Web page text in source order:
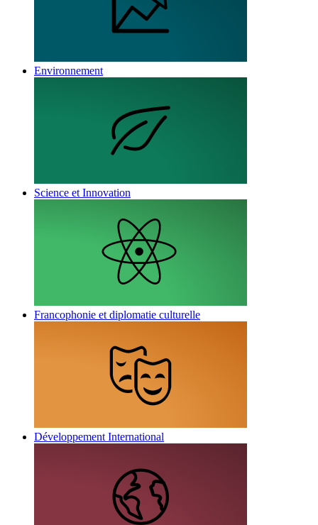
Environnement
Science et Innovation
Francophonie et diplomatie culturelle
Développement International